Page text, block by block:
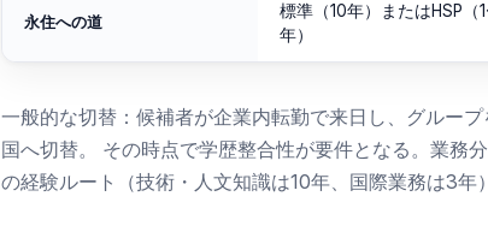
永住への道
標準（10年）またはHSP（
年）
一般的な切替：候補者が企業内転勤で来日し、グルー
国へ切替。 その時点で学歴整合性が要件となる。業務
の経験ルート（技術・人文知識は10年、国際業務は3年